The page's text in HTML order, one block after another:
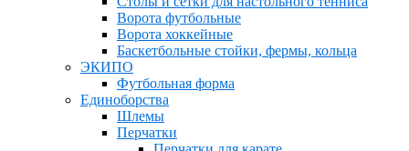
Ворота футбольные
Ворота хоккейные
Баскетбольные стойки, фермы, кольца
ЭКИПО
Футбольная форма
Единоборства
Шлемы
Перчатки